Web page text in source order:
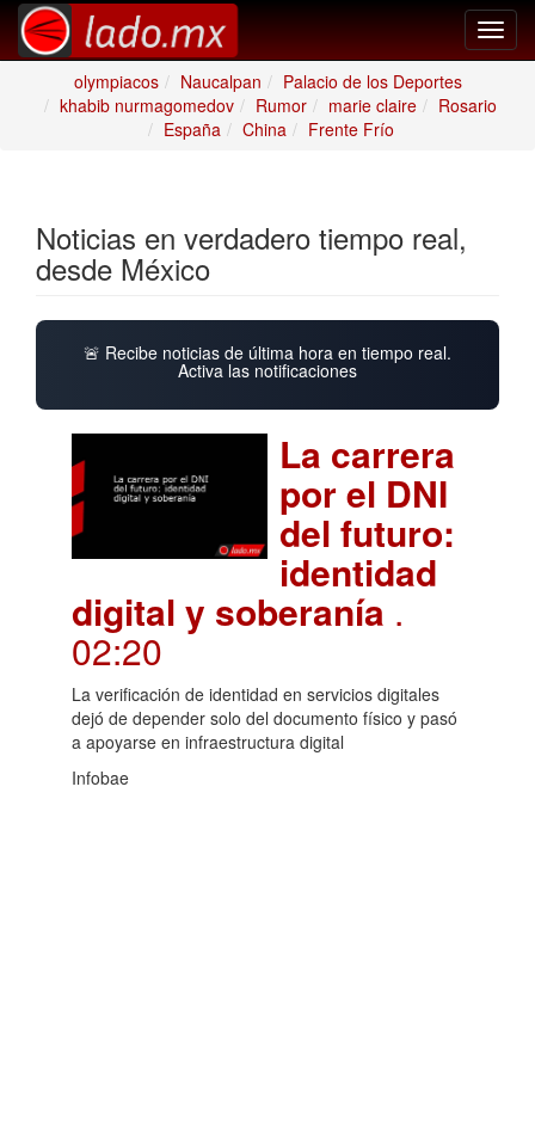
olympiacos
Naucalpan
Palacio de los Deportes
khabib nurmagomedov
Rumor marie claire
Rosario
España
China Frente Frío
Noticias en verdadero tiempo real,
desde México
🚨 Recibe noticias de última hora en tiempo real.
Activa las notificaciones
La carrera
por el DNI
del futuro:
identidad
digital y soberanía .
02:20
La verificación de identidad en servicios digitales
dejó de depender solo del documento físico y pasó
a apoyarse en infraestructura digital
Infobae